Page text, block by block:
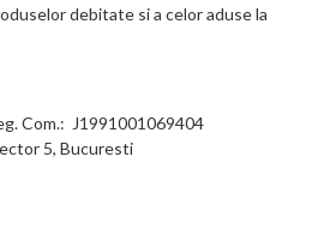
debitate si a celor aduse la
Com.: J1991001069404
5, Bucuresti